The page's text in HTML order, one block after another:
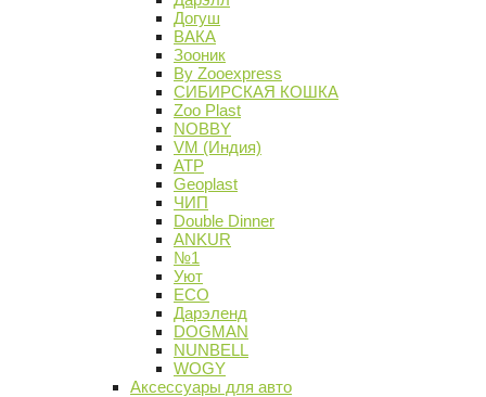
Догуш
ВАКА
Зооник
By Zooexpress
СИБИРСКАЯ КОШКА
Zoo Plast
NOBBY
VM (Индия)
АТР
Geoplast
ЧИП
Double Dinner
ANKUR
№1
Уют
ECO
Дарэленд
DOGMAN
NUNBELL
WOGY
Аксессуары для авто